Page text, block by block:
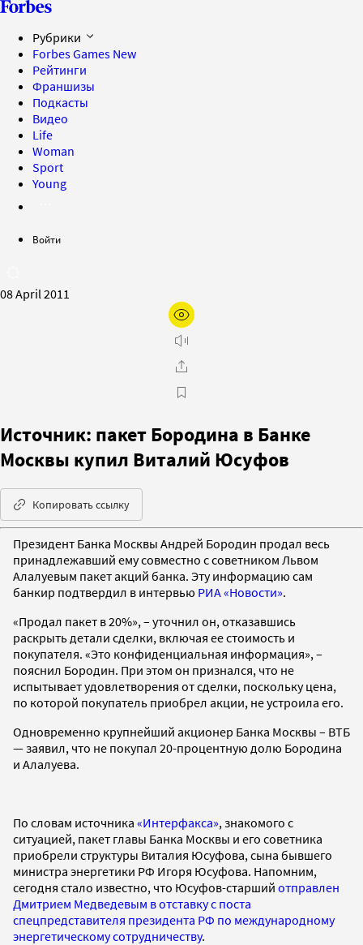
Рубрики
Forbes Games New
Рейтинги
Франшизы
Подкасты
Видео
Life
Woman
Sport
Young
Войти
08 April 2011
Источник: пакет Бородина в Банке
Москвы купил Виталий Юсуфов
Копировать ссылку
Президент Банка Москвы Андрей Бородин продал весь
принадлежавший ему совместно с советником Львом
Алалуевым пакет акций банка. Эту информацию сам
банкир подтвердил в интервью РИА «Новости».
«Продал пакет в 20%», – уточнил он, отказавшись
раскрыть детали сделки, включая ее стоимость и
покупателя. «Это конфиденциальная информация», –
пояснил Бородин. При этом он признался, что не
испытывает удовлетворения от сделки, поскольку цена,
по которой покупатель приобрел акции, не устроила его.
Одновременно крупнейший акционер Банка Москвы – ВТБ
— заявил, что не покупал 20-процентную долю Бородина
и Алалуева.
По словам источника «Интерфакса», знакомого с
ситуацией, пакет главы Банка Москвы и его советника
приобрели структуры Виталия Юсуфова, сына бывшего
министра энергетики РФ Игоря Юсуфова. Напомним,
сегодня стало известно, что Юсуфов-старший отправлен
Дмитрием Медведевым в отставку с поста
спецпредставителя президента РФ по международному
энергетическому сотрудничеству.